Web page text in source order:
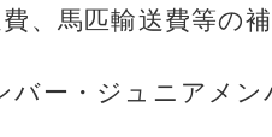
、馬匹輸送費等の
バー・ジュニアメ